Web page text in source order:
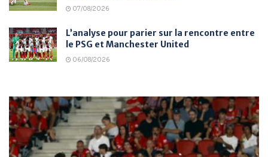
07/08/2026
L’analyse pour parier sur la rencontre entre
le PSG et Manchester United
06/08/2026